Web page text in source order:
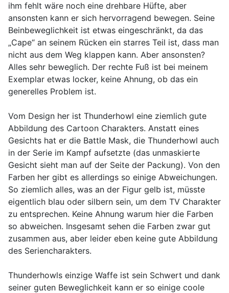
ihm fehlt wäre noch eine drehbare Hüfte, aber
ansonsten kann er sich hervorragend bewegen. Seine
Beinbeweglichkeit ist etwas eingeschränkt, da das
„Cape“ an seinem Rücken ein starres Teil ist, dass man
nicht aus dem Weg klappen kann. Aber ansonsten?
Alles sehr beweglich. Der rechte Fuß ist bei meinem
Exemplar etwas locker, keine Ahnung, ob das ein
generelles Problem ist.
Vom Design her ist Thunderhowl eine ziemlich gute
Abbildung des Cartoon Charakters. Anstatt eines
Gesichts hat er die Battle Mask, die Thunderhowl auch
in der Serie im Kampf aufsetzte (das unmaskierte
Gesicht sieht man auf der Seite der Packung). Von den
Farben her gibt es allerdings so einige Abweichungen.
So ziemlich alles, was an der Figur gelb ist, müsste
eigentlich blau oder silbern sein, um dem TV Charakter
zu entsprechen. Keine Ahnung warum hier die Farben
so abweichen. Insgesamt sehen die Farben zwar gut
zusammen aus, aber leider eben keine gute Abbildung
des Seriencharakters.
Thunderhowls einzige Waffe ist sein Schwert und dank
seiner guten Beweglichkeit kann er so einige coole